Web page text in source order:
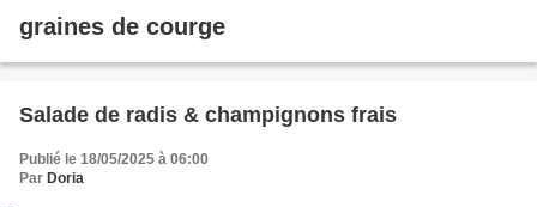
graines de courge
Salade de radis & champignons frais
Publié le 18/05/2025 à 06:00
Par Doria